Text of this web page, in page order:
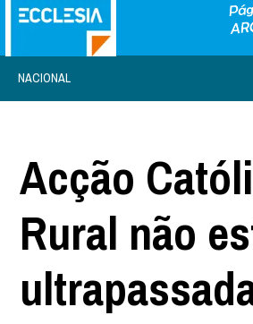
NACIONAL
Acção
Rural não